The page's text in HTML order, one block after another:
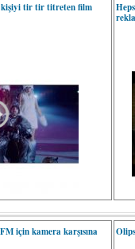
kişiyi tir tir titreten film
için kamera karşısına